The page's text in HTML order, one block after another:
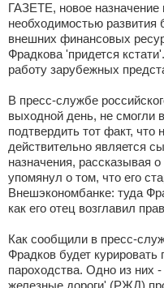
ГАЗЕТЕ, новое назначение
необходимостью развития
внешних финансовых
Фрадкова 'придется
работу зарубежных
В пресс-службе
выходной день, не смогли
подтвердить тот факт,
действительно является
назначения, рассказывая
упомянул о том, что его
Внешэкономбанке: туда
как его отец возглавил
Как сообщили в пресс-
Фрадков будет
пароходства. Одно из них
железные дороги' (РЖД)